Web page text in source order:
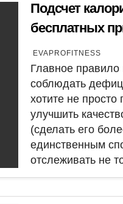
Подсчет
бесплатных
можно считать
EVAPROFITNESS
Главное
соблюдать
хотите не просто
улучшить
(сделать его
единственным
отслеживать не